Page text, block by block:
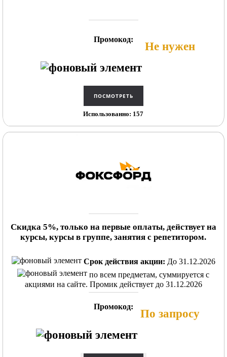
Промокод:
Не нужен
Использованно: 157
Скидка 5%, только на первые оплаты, действует на
курсы, курсы в группе, занятия с репетитором.
Срок действия акции: До 31.12.2026
по всем предметам, суммируется с
акциями на сайте. Промик действует до 31.12.2026
Промокод:
По запросу